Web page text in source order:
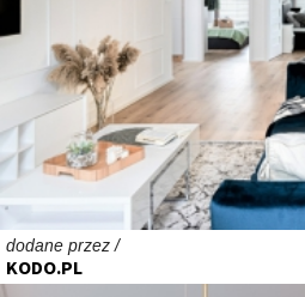
dodane przez /
KODO.PL